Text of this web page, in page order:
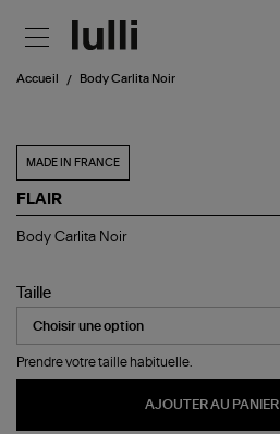
Accueil Body Carlita Noir
MADE IN FRANCE
FLAIR
Body
Body Carlita Noir
Taille
Prendre votre taille habituelle.
AJOUTER AU PANIER